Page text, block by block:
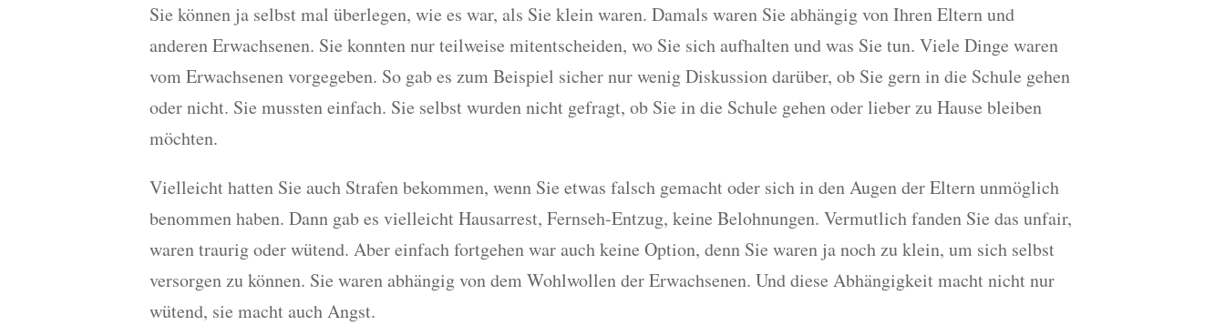
Sie können ja selbst mal überlegen, wie es war, als Sie klein waren. Damals waren Sie abhängig von Ihren Eltern und
anderen Erwachsenen. Sie konnten nur teilweise mitentscheiden, wo Sie sich aufhalten und was Sie tun. Viele Dinge waren
vom Erwachsenen vorgegeben. So gab es zum Beispiel sicher nur wenig Diskussion darüber, ob Sie gern in die Schule gehen
oder nicht. Sie mussten einfach. Sie selbst wurden nicht gefragt, ob Sie in die Schule gehen oder lieber zu Hause bleiben
möchten.
Vielleicht hatten Sie auch Strafen bekommen, wenn Sie etwas falsch gemacht oder sich in den Augen der Eltern unmöglich
benommen haben. Dann gab es vielleicht Hausarrest, Fernseh-Entzug, keine Belohnungen. Vermutlich fanden Sie das unfair,
waren traurig oder wütend. Aber einfach fortgehen war auch keine Option, denn Sie waren ja noch zu klein, um sich selbst
versorgen zu können. Sie waren abhängig von dem Wohlwollen der Erwachsenen. Und diese Abhängigkeit macht nicht nur
wütend, sie macht auch Angst.